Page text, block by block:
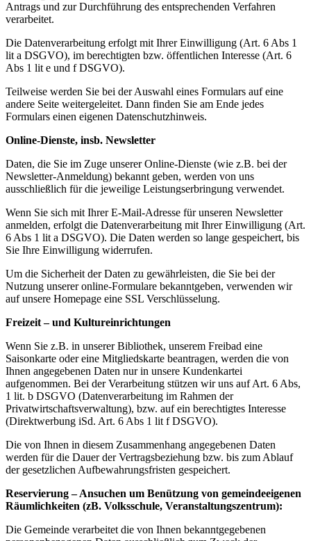
Antrags und zur Durchführung des entsprechenden Verfahren
verarbeitet.
Die Datenverarbeitung erfolgt mit Ihrer Einwilligung (Art. 6 Abs 1
lit a DSGVO), im berechtigten bzw. öffentlichen Interesse (Art. 6
Abs 1 lit e und f DSGVO).
Teilweise werden Sie bei der Auswahl eines Formulars auf eine
andere Seite weitergeleitet. Dann finden Sie am Ende jedes
Formulars einen eigenen Datenschutzhinweis.
Online-Dienste, insb. Newsletter
Daten, die Sie im Zuge unserer Online-Dienste (wie z.B. bei der
Newsletter-Anmeldung) bekannt geben, werden von uns
ausschließlich für die jeweilige Leistungserbringung verwendet.
Wenn Sie sich mit Ihrer E-Mail-Adresse für unseren Newsletter
anmelden, erfolgt die Datenverarbeitung mit Ihrer Einwilligung (Art.
6 Abs 1 lit a DSGVO). Die Daten werden so lange gespeichert, bis
Sie Ihre Einwilligung widerrufen.
Um die Sicherheit der Daten zu gewährleisten, die Sie bei der
Nutzung unserer online-Formulare bekanntgeben, verwenden wir
auf unsere Homepage eine SSL Verschlüsselung.
Freizeit – und Kultureinrichtungen
Wenn Sie z.B. in unserer Bibliothek, unserem Freibad eine
Saisonkarte oder eine Mitgliedskarte beantragen, werden die von
Ihnen angegebenen Daten nur in unsere Kundenkartei
aufgenommen. Bei der Verarbeitung stützen wir uns auf Art. 6 Abs,
1 lit. b DSGVO (Datenverarbeitung im Rahmen der
Privatwirtschaftsverwaltung), bzw. auf ein berechtigtes Interesse
(Direktwerbung iSd. Art. 6 Abs 1 lit f DSGVO).
Die von Ihnen in diesem Zusammenhang angegebenen Daten
werden für die Dauer der Vertragsbeziehung bzw. bis zum Ablauf
der gesetzlichen Aufbewahrungsfristen gespeichert.
Reservierung – Ansuchen um Benützung von gemeindeeigenen
Räumlichkeiten (zB. Volksschule, Veranstaltungszentrum):
Die Gemeinde verarbeitet die von Ihnen bekanntgegebenen